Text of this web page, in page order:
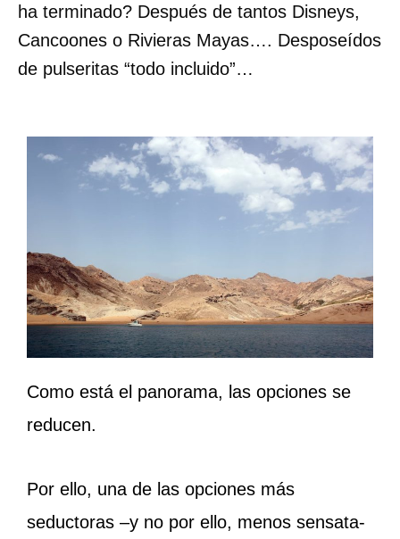
ha terminado? Después de tantos Disneys,
Cancoones o Rivieras Mayas…. Desposeídos
de pulseritas “todo incluido”…
Como está el panorama, las opciones se
reducen.
Por ello, una de las opciones más
seductoras –y no por ello, menos sensata-